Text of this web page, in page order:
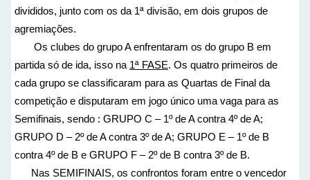
divididos, junto com os da 1ª divisão, em dois grupos de
agremiações.
Os clubes do grupo A enfrentaram os do grupo B em
partida só de ida, isso na 1ª FASE. Os quatro primeiros de
cada grupo se classificaram para as Quartas de Final da
competição e disputaram em jogo único uma vaga para as
Semifinais, sendo : GRUPO C – 1º de A contra 4º de A;
GRUPO D – 2º de A contra 3º de A; GRUPO E – 1º de B
contra 4º de B e GRUPO F – 2º de B contra 3º de B.
Nas SEMIFINAIS, os confrontos foram entre o vencedor